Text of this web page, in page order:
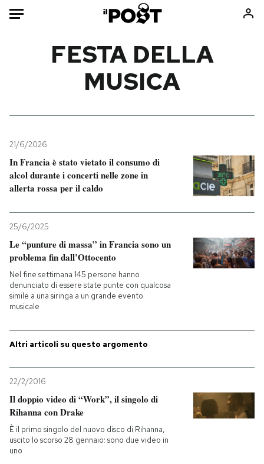
Mondo
Tecnologia
Internet
Libri
Ok Boomer!
Mondiali calcio 2026
PODCAST
NEWSLETTER
I MIEI PREFERITI
SHOP
CALENDARIO
FESTA DELLA
MUSICA
21/6/2026
In Francia è stato vietato il consumo di
alcol durante i concerti nelle zone in
allerta rossa per il caldo
25/6/2025
Le “punture di massa” in Francia sono un
problema fin dall’Ottocento
Nel fine settimana 145 persone hanno
denunciato di essere state punte con qualcosa
simile a una siringa a un grande evento
musicale
Altri articoli su questo argomento
22/2/2016
Il doppio video di “Work”, il singolo di
Rihanna con Drake
È il primo singolo del nuovo disco di Rihanna,
uscito lo scorso 28 gennaio: sono due video in
uno